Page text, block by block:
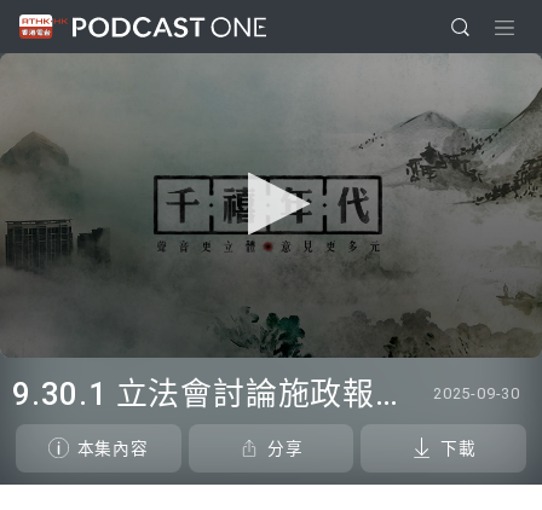
seconds
of
seconds
9.30.1 立法會討論施政報告旅遊措施 議員倡設金融或黃金博物館 2025-09-30
本集內容 分享 下載